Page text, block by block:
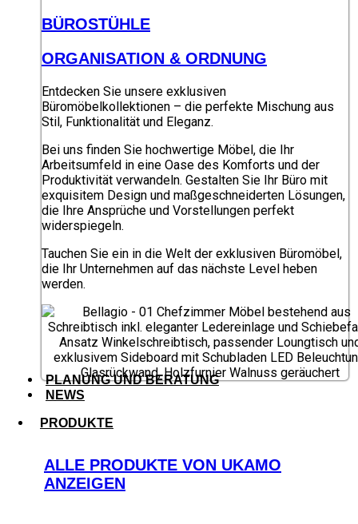
BÜROSTÜHLE
ORGANISATION & ORDNUNG
Entdecken Sie unsere exklusiven
Büromöbelkollektionen – die perfekte Mischung aus
Stil, Funktionalität und Eleganz.
Bei uns finden Sie hochwertige Möbel, die Ihr
Arbeitsumfeld in eine Oase des Komforts und der
Produktivität verwandeln. Gestalten Sie Ihr Büro mit
exquisitem Design und maßgeschneiderten Lösungen,
die Ihre Ansprüche und Vorstellungen perfekt
widerspiegeln.
Tauchen Sie ein in die Welt der exklusiven Büromöbel,
die Ihr Unternehmen auf das nächste Level heben
werden.
PLANUNG UND BERATUNG
NEWS
PRODUKTE
ALLE PRODUKTE VON UKAMO
ANZEIGEN